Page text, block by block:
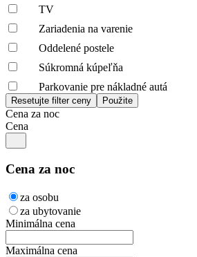
TV
Zariadenia na varenie
Oddelené postele
Súkromná kúpeľňa
Parkovanie pre nákladné autá
Cena za noc
Cena
Cena za noc
za osobu
za ubytovanie
Minimálna cena
Maximálna cena